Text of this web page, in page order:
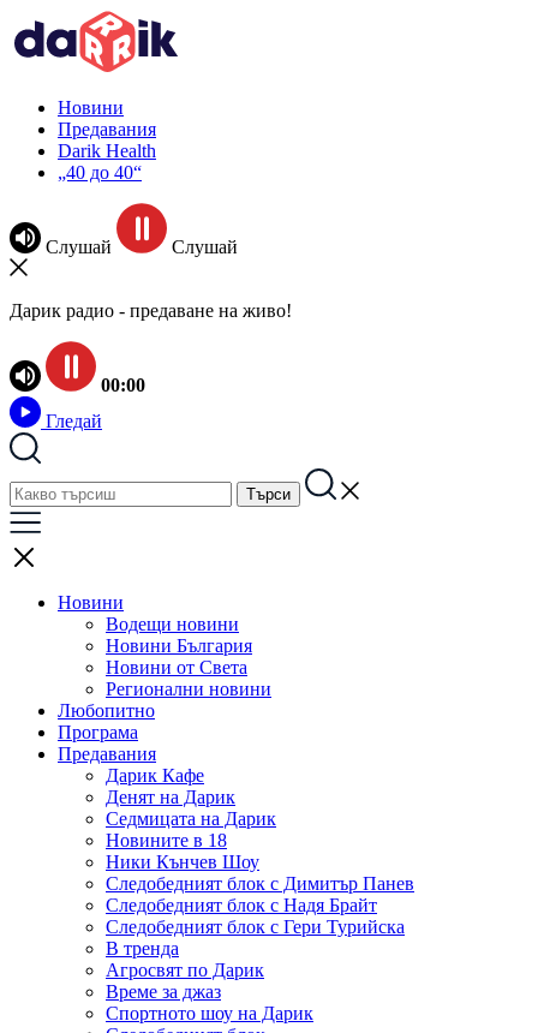
Новини
Предавания
Darik Health
„40 до 40“
Слушай Слушай
Дарик радио - предаване на живо!
00:00
Гледай
Новини
Водещи новини
Новини България
Новини от Света
Регионални новини
Любопитно
Програма
Предавания
Дарик Кафе
Денят на Дарик
Седмицата на Дарик
Новините в 18
Ники Кънчев Шоу
Следобедният блок с Димитър Панев
Следобедният блок с Надя Брайт
Следобедният блок с Гери Турийска
В тренда
Агросвят по Дарик
Време за джаз
Спортното шоу на Дарик